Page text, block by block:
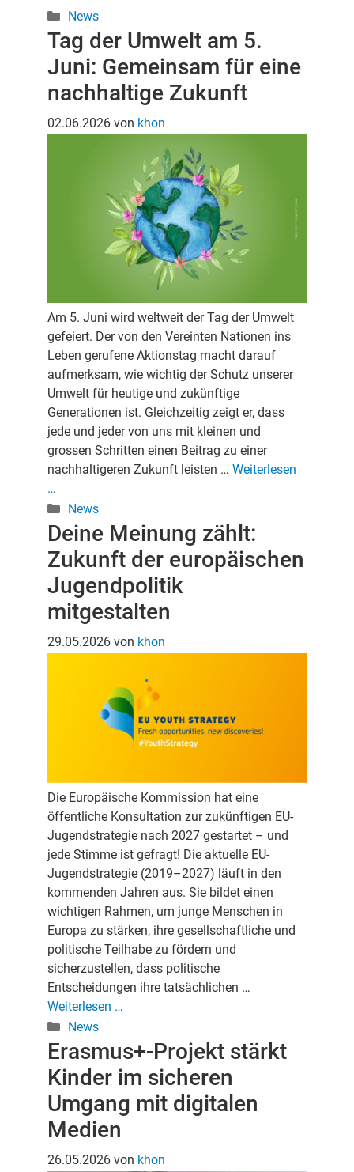
Kategorien
News
Tag der Umwelt am 5.
Juni: Gemeinsam für eine
nachhaltige Zukunft
02.06.2026 von khon
Am 5. Juni wird weltweit der Tag der Umwelt
gefeiert. Der von den Vereinten Nationen ins
Leben gerufene Aktionstag macht darauf
aufmerksam, wie wichtig der Schutz unserer
Umwelt für heutige und zukünftige
Generationen ist. Gleichzeitig zeigt er, dass
jede und jeder von uns mit kleinen und
grossen Schritten einen Beitrag zu einer
nachhaltigeren Zukunft leisten … Weiterlesen
…
Kategorien
News
Deine Meinung zählt:
Zukunft der europäischen
Jugendpolitik
mitgestalten
29.05.2026 von khon
Die Europäische Kommission hat eine
öffentliche Konsultation zur zukünftigen EU-
Jugendstrategie nach 2027 gestartet – und
jede Stimme ist gefragt! Die aktuelle EU-
Jugendstrategie (2019–2027) läuft in den
kommenden Jahren aus. Sie bildet einen
wichtigen Rahmen, um junge Menschen in
Europa zu stärken, ihre gesellschaftliche und
politische Teilhabe zu fördern und
sicherzustellen, dass politische
Entscheidungen ihre tatsächlichen …
Weiterlesen …
Kategorien
News
Erasmus+-Projekt stärkt
Kinder im sicheren
Umgang mit digitalen
Medien
26.05.2026 von khon